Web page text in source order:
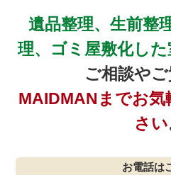
遺品整理、生前整
理、ゴミ屋敷化した
ご相談やご
MAIDMANまでお
さい
お電話は